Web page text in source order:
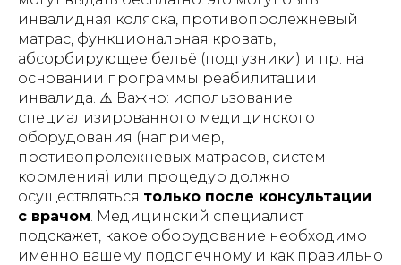
инвалидная коляска, противопролежневый
матрас, функциональная кровать,
абсорбирующее бельё (подгузники) и пр. на
основании программы реабилитации
инвалида. ⚠️ Важно: использование
специализированного медицинского
оборудования (например,
противопролежневых матрасов, систем
кормления) или процедур должно
осуществляться только после консультации
с врачом. Медицинский специалист
подскажет, какое оборудование необходимо
именно вашему подопечному и как правильно